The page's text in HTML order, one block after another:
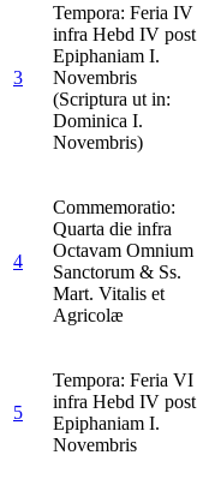
3
Tempora: Feria IV
infra Hebd IV post
Epiphaniam I.
Novembris
(Scriptura ut in:
Dominica I.
Novembris)
4
Commemoratio:
Quarta die infra
Octavam Omnium
Sanctorum & Ss.
Mart. Vitalis et
Agricolæ
5
Tempora: Feria VI
infra Hebd IV post
Epiphaniam I.
Novembris